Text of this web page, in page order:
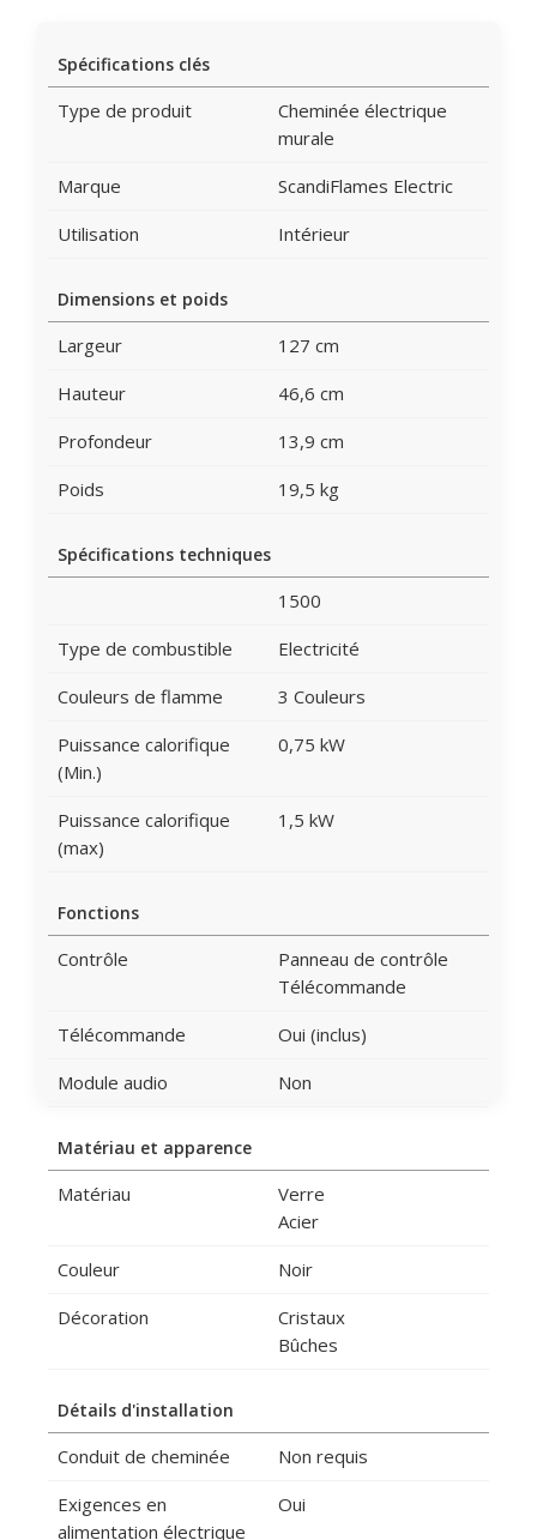
Spécifications clés
Type de produit
Cheminée électrique
murale
Marque
ScandiFlames Electric
Utilisation
Intérieur
Dimensions et poids
Largeur
127 cm
Hauteur
46,6 cm
Profondeur
13,9 cm
Poids
19,5 kg
Spécifications techniques
1500
Type de combustible
Electricité
Couleurs de flamme
3 Couleurs
Puissance calorifique
(Min.)
0,75 kW
Puissance calorifique
(max)
1,5 kW
Fonctions
Contrôle
Panneau de contrôle
Télécommande
Télécommande
Oui (inclus)
Module audio
Non
Matériau et apparence
Matériau
Verre
Acier
Couleur
Noir
Décoration
Cristaux
Bûches
Détails d'installation
Conduit de cheminée
Non requis
Exigences en
alimentation électrique
Oui